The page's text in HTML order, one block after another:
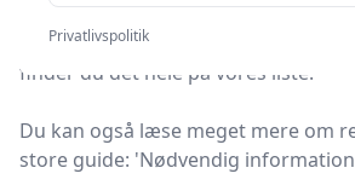
Hvad enten du leder efter kvalitet,
specifik model eller en reolkasse
finder du det hele på vores liste.
Du kan også læse meget mere om
store guide: 'Nødvendig
Privatlivspolitik